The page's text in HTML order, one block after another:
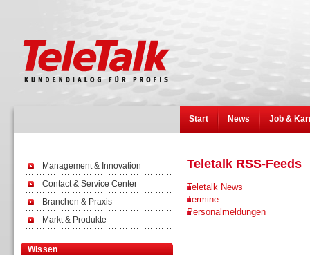
Start News Job &
Management & Innovation
Contact & Service Center
Branchen & Praxis
Markt & Produkte
Wissen
Teletalk RSS-Feeds
Teletalk News
Termine
Personalmeldungen